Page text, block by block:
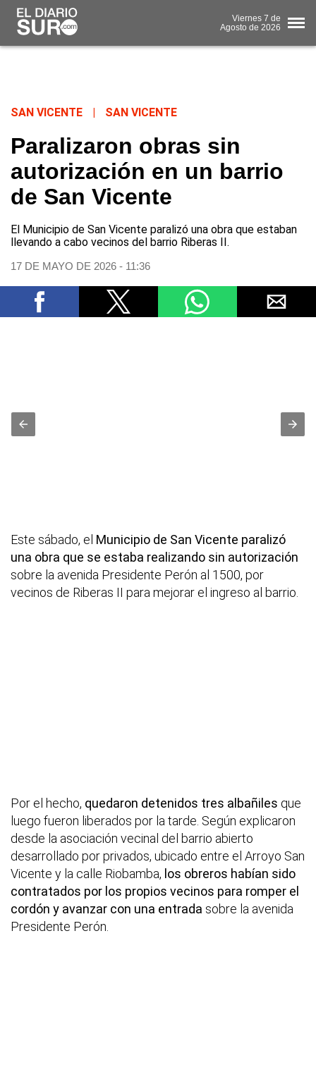
Viernes 7 de
Agosto de 2026
SAN VICENTE SAN VICENTE
Paralizaron obras sin
autorización en un barrio
de San Vicente
El Municipio de San Vicente paralizó una obra que estaban
llevando a cabo vecinos del barrio Riberas II.
17 DE MAYO DE 2026 - 11:36
Este sábado, el Municipio de San Vicente paralizó
una obra que se estaba realizando sin autorización
sobre la avenida Presidente Perón al 1500, por
vecinos de Riberas II para mejorar el ingreso al barrio.
Por el hecho, quedaron detenidos tres albañiles que
luego fueron liberados por la tarde. Según explicaron
desde la asociación vecinal del barrio abierto
desarrollado por privados, ubicado entre el Arroyo San
Vicente y la calle Riobamba, los obreros habían sido
contratados por los propios vecinos para romper el
cordón y avanzar con una entrada sobre la avenida
Presidente Perón.